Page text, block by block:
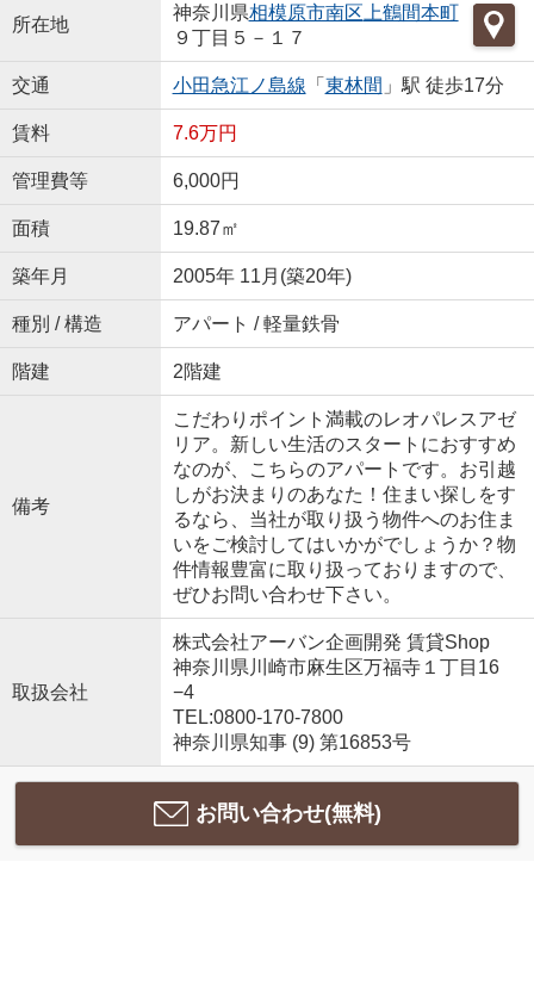
所在地
神奈川県相模原市南区 上鶴間本町
９丁目５－１７
交通 小田急江ノ島線 「 東林間 」駅 徒歩17分
賃料 7.6万円
管理費等 6,000円
面積 19.87㎡
築年月 2005年 11月(築20年)
種別 / 構造 アパート / 軽量鉄骨
階建 2階建
備考
こだわりポイント満載のレオパレスアゼ
リア。新しい生活のスタートにおすすめ
なのが、こちらのアパートです。お引越
しがお決まりのあなた！住まい探しをす
るなら、当社が取り扱う物件へのお住ま
いをご検討してはいかがでしょうか？物
件情報豊富に取り扱っておりますので、
ぜひお問い合わせ下さい。
取扱会社
株式会社アーバン企画開発 賃貸Shop
神奈川県川崎市麻生区万福寺１丁目16
−4
TEL:0800-170-7800
神奈川県知事 (9) 第16853号
お問い合わせ(無料)